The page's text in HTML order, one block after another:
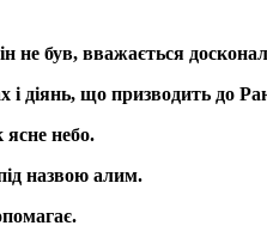
не був, вважається
і діянь, що призводить до
ясне небо.
назвою алим.